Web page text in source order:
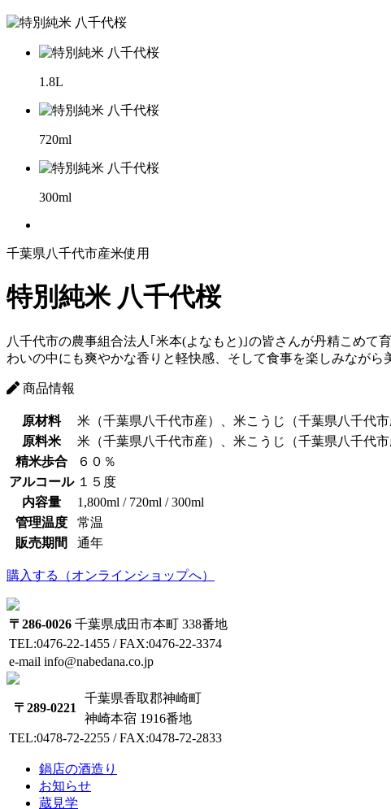
1.8L
720ml
300ml
千葉県八千代市産米使用
特別純米 八千代桜
八千代市の農事組合法人｢米本(よなもと)｣の皆さんが丹精こめ
わいの中にも爽やかな香りと軽快感、そして食事を楽しみながら
商品情報
原材料
米（千葉県八千代市産）、米こうじ（千葉県八千代市
原料米
米（千葉県八千代市産）、米こうじ（千葉県八千代市
精米歩合
６０％
アルコール １５度
内容量
1,800ml / 720ml / 300ml
管理温度
常温
販売期間
通年
購入する（オンラインショップへ）
〒286-0026 千葉県成田市本町 338番地
TEL:0476-22-1455 / FAX:0476-22-3374
e-mail info@nabedana.co.jp
〒289-0221
千葉県香取郡神崎町
神崎本宿 1916番地
TEL:0478-72-2255 / FAX:0478-72-2833
鍋店の酒造り
お知らせ
蔵見学